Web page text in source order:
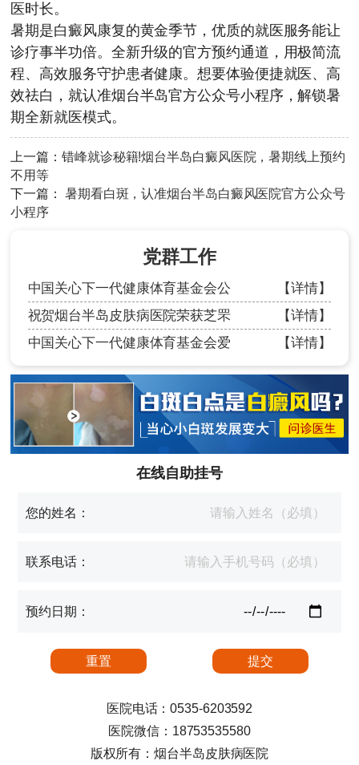
医时长。
暑期是白癜风康复的黄金季节，优质的就医服务能让
诊疗事半功倍。全新升级的官方预约通道，用极简流
程、高效服务守护患者健康。想要体验便捷就医、高
效祛白，就认准烟台半岛官方公众号小程序，解锁暑
期全新就医模式。
上一篇：错峰就诊秘籍!烟台半岛白癜风医院，暑期线上预约
不用等
下一篇：
暑期看白斑，认准烟台半岛白癜风医院官方公众号
小程序
党群工作
中国关心下一代健康体育基金会公
【详情】
祝贺烟台半岛皮肤病医院荣获芝罘
【详情】
中国关心下一代健康体育基金会爱
【详情】
在线自助挂号
您的姓名：
联系电话：
预约日期：
医院电话：0535-6203592
医院微信：18753535580
版权所有：烟台半岛皮肤病医院